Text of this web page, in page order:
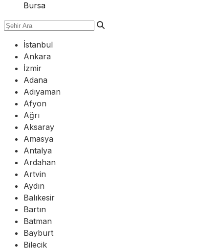
Bursa
İstanbul
Ankara
İzmir
Adana
Adıyaman
Afyon
Ağrı
Aksaray
Amasya
Antalya
Ardahan
Artvin
Aydın
Balıkesir
Bartın
Batman
Bayburt
Bilecik